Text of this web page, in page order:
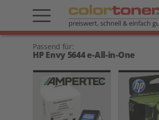
preiswert, schnell & einfach
Passend für:
HP Envy 5644 e-All-in-One